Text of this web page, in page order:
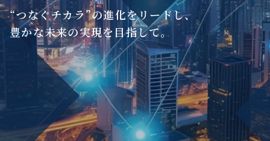
“つなぐチカラ”の進化をリードし、
豊かな未来の実現を目指して。